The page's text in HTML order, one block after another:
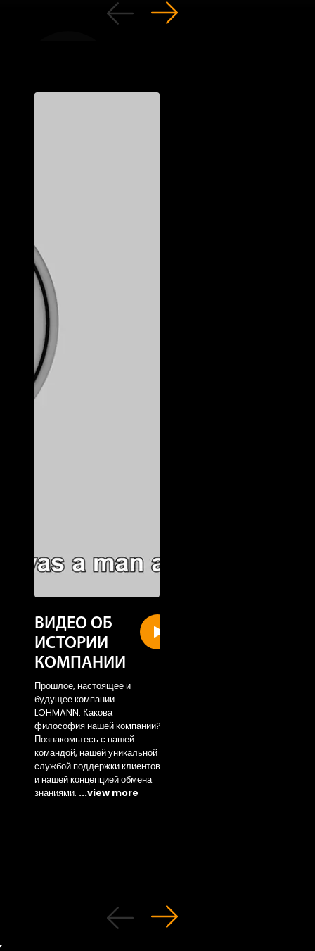
ВИДЕО ОБ
ИСТОРИИ
КОМПАНИИ
Прошлое, настоящее и
будущее компании
LOHMANN. Какова
философия нашей компании?
Познакомьтесь с нашей
командой, нашей уникальной
службой поддержки клиентов
и нашей концепцией обмена
знаниями. ...view more